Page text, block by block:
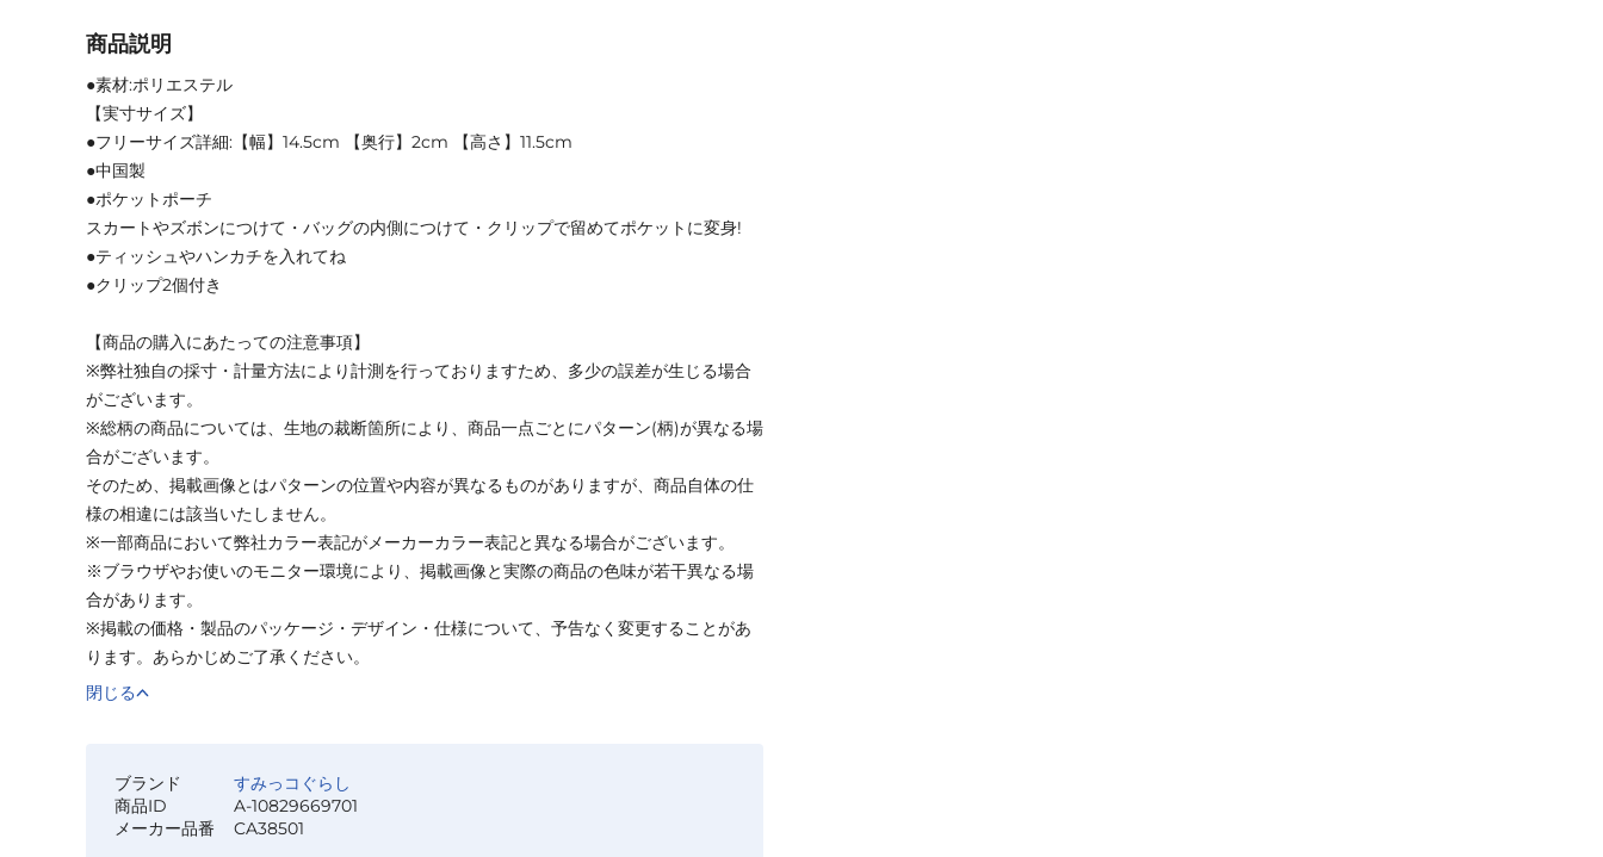
商品説明
●素材:ポリエステル
【実寸サイズ】
●フリーサイズ詳細:【幅】14.5cm 【奥行】2cm 【高さ】11.5cm
●中国製
●ポケットポーチ
スカートやズボンにつけて・バッグの内側につけて・クリップで留めてポケットに変身!
●ティッシュやハンカチを入れてね
●クリップ2個付き
【商品の購入にあたっての注意事項】
※弊社独自の採寸・計量方法により計測を行っておりますため、多少の誤差が生じる場合
がございます。
※総柄の商品については、生地の裁断箇所により、商品一点ごとにパターン(柄)が異なる場
合がございます。
そのため、掲載画像とはパターンの位置や内容が異なるものがありますが、商品自体の仕
様の相違には該当いたしません。
※一部商品において弊社カラー表記がメーカーカラー表記と異なる場合がございます。
※ブラウザやお使いのモニター環境により、掲載画像と実際の商品の色味が若干異なる場
合があります。
※掲載の価格・製品のパッケージ・デザイン・仕様について、予告なく変更することがあ
ります。あらかじめご了承ください。
閉じる
ブランド
すみっコぐらし
商品ID
A-10829669701
メーカー品番
CA38501